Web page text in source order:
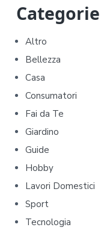
P
r
i
m
a
r
y
S
i
d
Categorie
Altro
Bellezza
Casa
Consumatori
Fai da Te
Giardino
Guide
Hobby
Lavori Domestici
Sport
Tecnologia